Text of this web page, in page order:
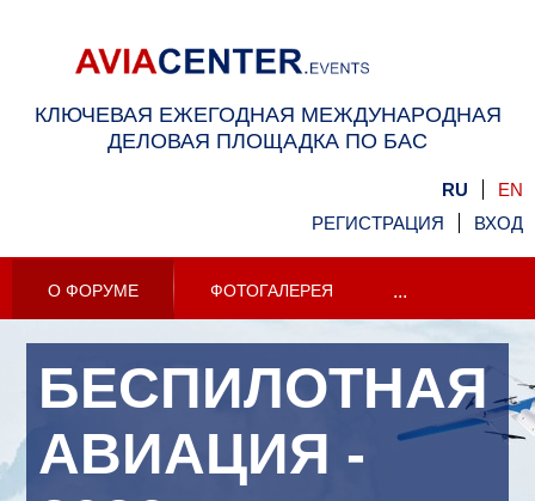
КЛЮЧЕВАЯ ЕЖЕГОДНАЯ МЕЖДУНАРОДНАЯ
ДЕЛОВАЯ ПЛОЩАДКА ПО БАС
RU
EN
РЕГИСТРАЦИЯ
ВХОД
О ФОРУМЕ ФОТОГАЛЕРЕЯ ...
БЕСПИЛОТНАЯ
АВИАЦИЯ -